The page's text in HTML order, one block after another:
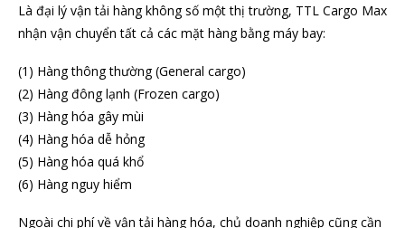
Là đại lý vận tải hàng không số một thị trường, TTL Cargo Max
nhận vận chuyển tất cả các mặt hàng bằng máy bay:
(1) Hàng thông thường (General cargo)
(2) Hàng đông lạnh (Frozen cargo)
(3) Hàng hóa gây mùi
(4) Hàng hóa dễ hỏng
(5) Hàng hóa quá khổ
(6) Hàng nguy hiểm
Ngoài chi phí về vận tải hàng hóa, chủ doanh nghiệp cũng cần